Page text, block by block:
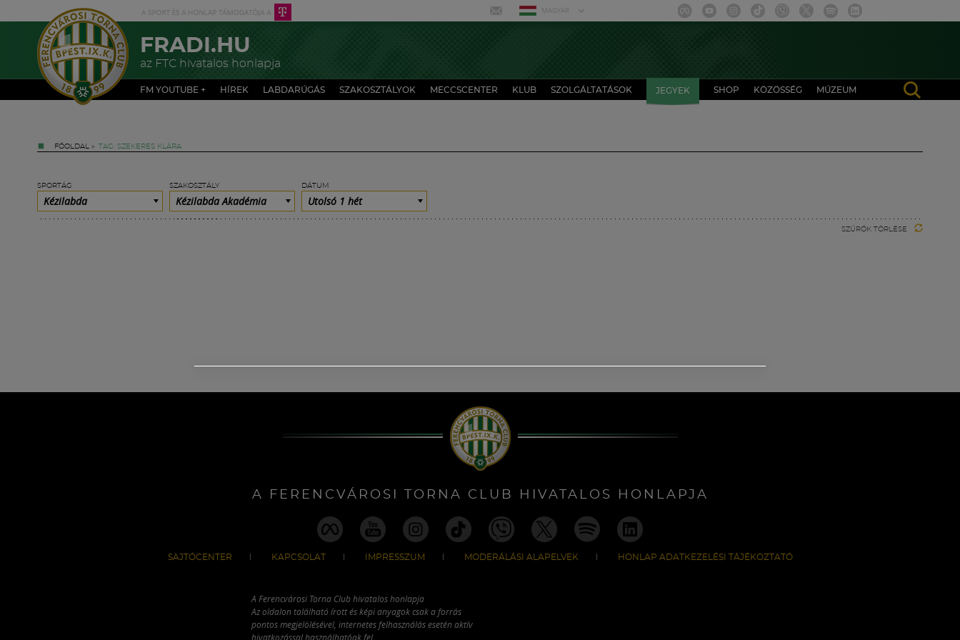
MAGYAR
FRADI.HU
az FTC hivatalos honlapja
FM YOUTUBE + HÍREK LABDARÚGÁS SZAKOSZTÁLYOK MECCSCENTER KLUB SZOLGÁLTATÁSOK JEGYEK SHOP KÖZÖSSÉG MÚZEUM
FŐOLDAL » TAG: SZEKERES KLÁRA
SPORTÁG
Kézilabda
SZAKOSZTÁLY
Kézilabda Akadémia
DÁTUM
Utolsó 1 hét
SZŰRŐK TÖRLÉSE
A FERENCVÁROSI TORNA CLUB HIVATALOS HONLAPJA
SAJTÓCENTER KAPCSOLAT IMPRESSZUM MODERÁLÁSI ALAPELVEK HONLAP ADATKEZELÉSI TÁJÉKOZTATÓ
A Ferencvárosi Torna Club hivatalos honlapja
Az oldalon található írott és képi anyagok csak a forrás
pontos megjelölésével, internetes felhasználás esetén aktív
hivatkozással használhatóak fel.